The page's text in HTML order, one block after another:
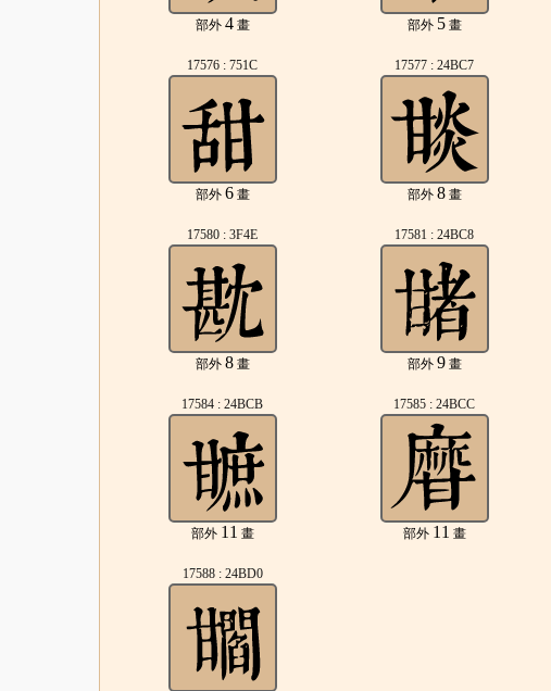
部外 4畫 部外 5畫
17576 : 751C
部外 6畫
17577 : 24BC7
部外 8畫
17580 : 3F4E
部外 8畫
17581 : 24BC8
部外 9畫
17584 : 24BCB
部外 11 畫
17585 : 24BCC
部外 11 畫
17588 : 24BD0